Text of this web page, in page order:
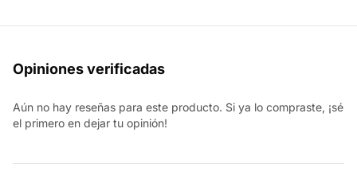
Opiniones verificadas
Aún no hay reseñas para este producto. Si ya lo compraste, ¡sé
el primero en dejar tu opinión!